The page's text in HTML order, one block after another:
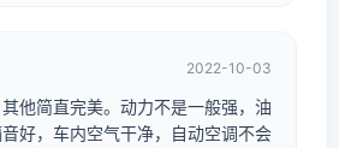
2022-10-03
他简直完美。动力不是一般强，油
好，车内空气干净，自动空调不会